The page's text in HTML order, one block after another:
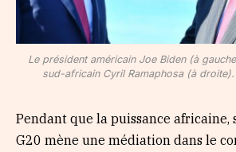
Le président américain Joe Biden (à
sud-africain Cyril Ramaphosa (à
Pendant que la puissance africaine,
G20 mène une médiation dans le